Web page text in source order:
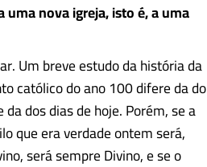
nova igreja, isto é, a uma
Um breve estudo da história da
católico do ano 100 difere da do
dos dias de hoje. Porém, se a
que era verdade ontem será,
será sempre Divino, e se o